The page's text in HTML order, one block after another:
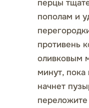
перцы
пополам и
противень
оливковым
минут,
начнет